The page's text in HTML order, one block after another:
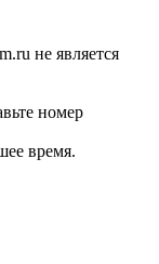
не является
номер
время.